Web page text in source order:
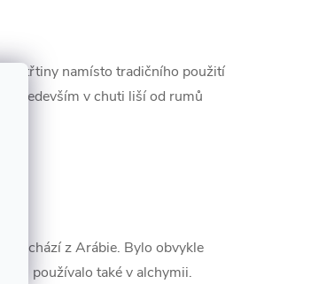
třtiny namísto tradičního použití
především v chuti liší od rumů
pochází z Arábie. Bylo obvykle
používalo také v alchymii.